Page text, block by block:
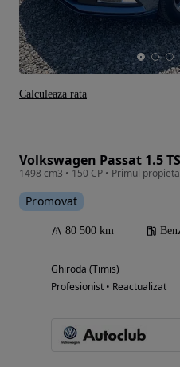
Volkswagen Passat 1.5
Promovat
80 500 km
Ghiroda (Timis)
Profesionist • Reactualizat
Calculeaza rata